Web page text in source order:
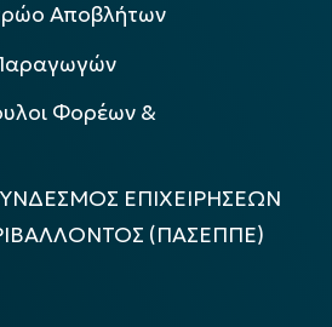
Αποβλήτων
Φορέων &
ΕΠΙΧΕΙΡΗΣΕΩΝ
(ΠΑΣΕΠΠΕ)